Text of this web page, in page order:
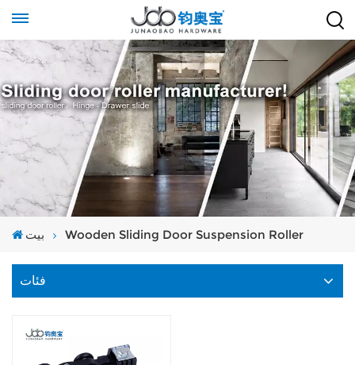
بيت Wooden Sliding Door Suspension Roller
فئات